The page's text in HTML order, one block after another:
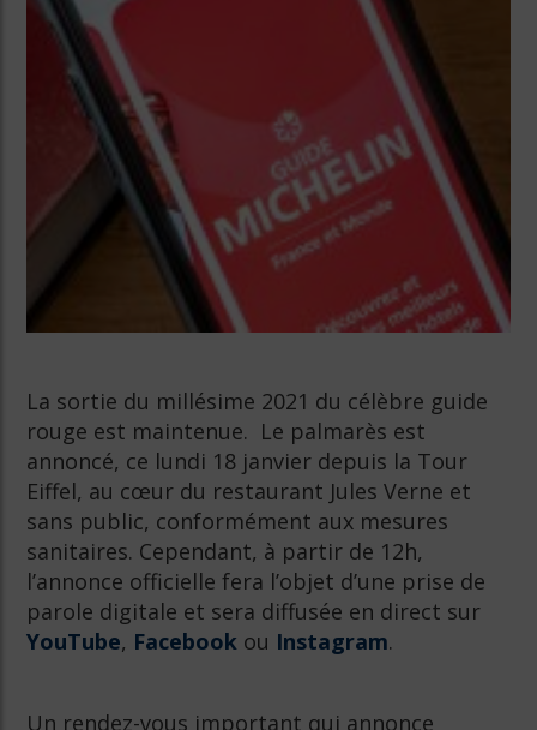
La sortie du millésime 2021 du célèbre guide
rouge est maintenue. Le palmarès est
annoncé, ce lundi 18 janvier depuis la Tour
Eiffel, au cœur du restaurant Jules Verne et
sans public, conformément aux mesures
sanitaires. Cependant, à partir de 12h,
l’annonce officielle fera l’objet d’une prise de
parole digitale et sera diffusée en direct sur
YouTube, Facebook ou Instagram.
Un rendez-vous important qui annonce